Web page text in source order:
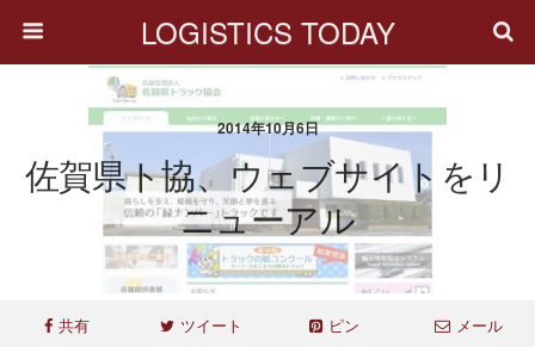
LOGISTICS TODAY
2014年10月6日
佐賀県ト協、ウェブサイトをリ
ニューアル
共有 ツイート ピン メール